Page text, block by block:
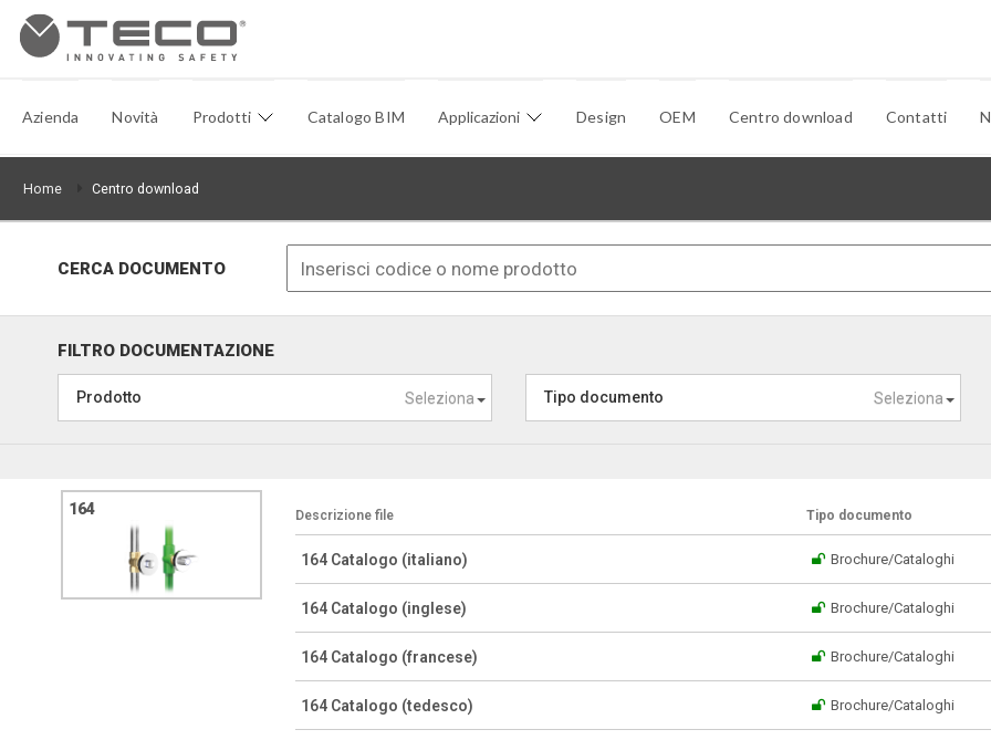
Azienda Novità Prodotti Catalogo BIM Applicazioni Design OEM Centro download Contatti
Home Centro download
CERCA DOCUMENTO
FILTRO DOCUMENTAZIONE
Seleziona
Prodotto Seleziona
Tipo documento
164 Descrizione file Tipo documento
164 Catalogo (italiano) Brochure/Cataloghi
164 Catalogo (inglese) Brochure/Cataloghi
164 Catalogo (francese) Brochure/Cataloghi
164 Catalogo (tedesco) Brochure/Cataloghi